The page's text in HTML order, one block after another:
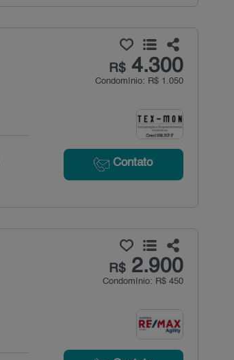
R$4.300
Condomínio: R$ 1.050
Contato
R$2.900
Condomínio: R$ 450